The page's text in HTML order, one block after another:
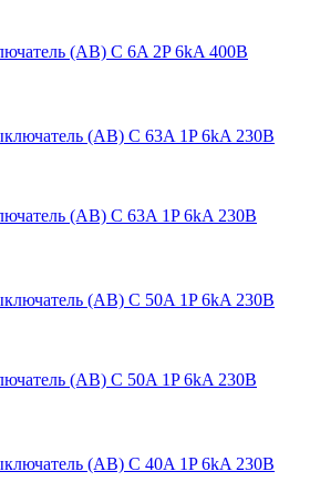
(АВ) C 6A 2P 6kA 400В
(АВ) C 63A 1P 6kA 230В
(АВ) C 50A 1P 6kA 230В